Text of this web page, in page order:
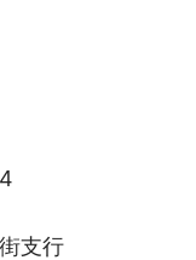
支行